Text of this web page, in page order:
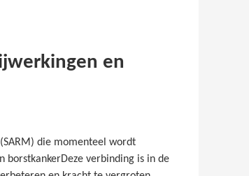
en
die momenteel wordt
borstkankerDeze verbinding is in de